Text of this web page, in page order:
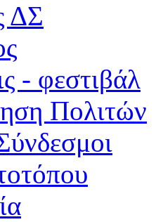
ΔΣ
- φεστιβάλ
Πολιτών